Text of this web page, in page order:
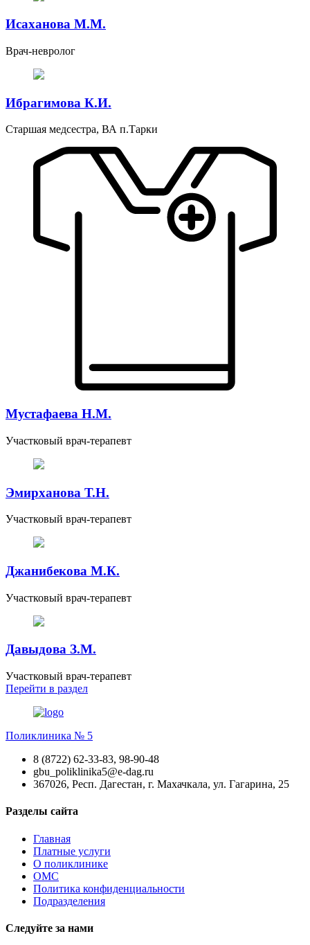
Исаханова М.М.
Врач-невролог
Ибрагимова К.И.
Старшая медсестра, ВА п.Тарки
Мустафаева Н.М.
Участковый врач-терапевт
Эмирханова Т.Н.
Участковый врач-терапевт
Джанибекова М.К.
Участковый врач-терапевт
Давыдова З.М.
Участковый врач-терапевт
Перейти в раздел
Поликлиника № 5
8 (8722) 62-33-83, 98-90-48
gbu_poliklinika5@e-dag.ru
367026, Респ. Дагестан, г. Махачкала, ул. Гагарина, 25
Разделы сайта
Главная
Платные услуги
О поликлинике
ОМС
Политика конфиденциальности
Подразделения
Следуйте за нами